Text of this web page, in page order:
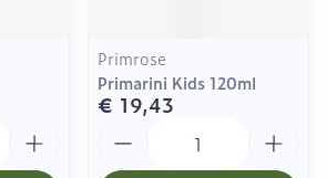
Primrose
Primarini Kids 120ml
€ 19,43